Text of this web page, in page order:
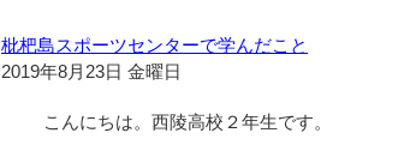
枇杷島スポーツセンターで学んだこと
2019年8月23日 金曜日
こんにちは。西陵高校２年生です。